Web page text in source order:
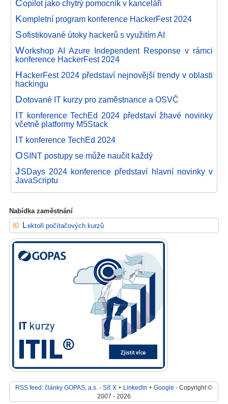
Copilot jako chytrý pomocník v kanceláři
Kompletní program konference HackerFest 2024
Sofistikované útoky hackerů s využitím AI
Workshop AI Azure Independent Response v rámci
konference HackerFest 2024
HackerFest 2024 představí nejnovější trendy v oblasti
hackingu
Dotované IT kurzy pro zaměstnance a OSVČ
IT konference TechEd 2024 představí žhavé novinky
včetně platformy M5Stack
IT konference TechEd 2024
OSINT postupy se může naučit každý
JSDays 2024 konference představí hlavní novinky v
JavaScriptu
Nabídka zaměstnání
Lektoři počítačových kurzů
RSS feed: články GOPAS, a.s. - Síť X + LinkedIn + Google - Copyright ©
2007 - 2026